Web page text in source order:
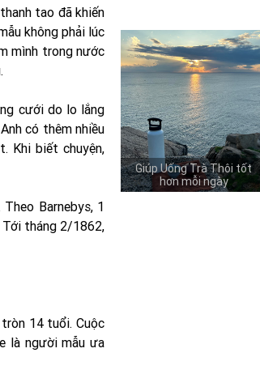
tao đã khiến
không phải lúc
mình trong nước
cưới do lo lắng
có thêm nhiều
Khi biết chuyện,
Barnebys, 1
Tới tháng 2/1862,
14 tuổi. Cuộc
là người mẫu ưa
Giúp Uống Trà Thôi tốt
hơn mỗi ngày